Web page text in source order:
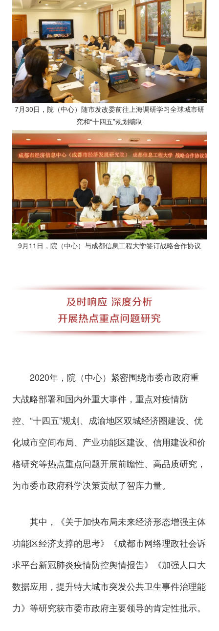
7月30日，院（中心）随市发改委前往上海调研学习全球城市研
究和“十四五”规划编制
9月11日，院（中心）与成都信息工程大学签订战略合作协议
2020年，院（中心）紧密围绕市委市政府重
大战略部署和国内外重大事件，重点对疫情防
控、“十四五”规划、成渝地区双城经济圈建设、优
化城市空间布局、产业功能区建设、信用建设和价
格研究等热点重点问题开展前瞻性、高品质研究，
为市委市政府科学决策贡献了智库力量。
其中，《关于加快布局未来经济形态增强主体
功能区经济支撑的思考》《成都市网络理政社会诉
求平台新冠肺炎疫情防控舆情报告》《加强人口大
数据应用，提升特大城市突发公共卫生事件治理能
力》等研究获市委市政府主要领导的肯定性批示。